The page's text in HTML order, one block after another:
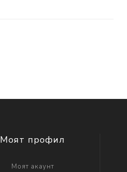
Моят профил
Моят акаунт